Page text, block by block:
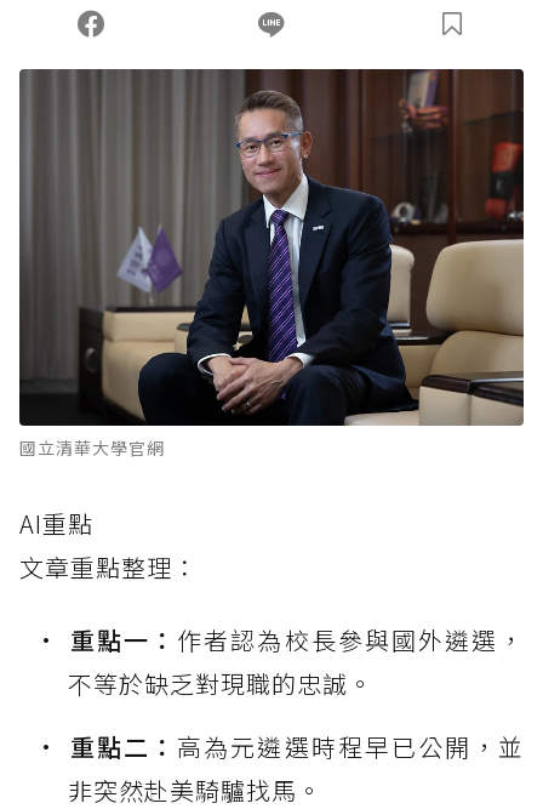
您當前剩餘 U 利點數：0點；前往 購買點數
國立清華大學官網
AI重點
文章重點整理：
重點一： 作者認為校長參與國外遴選，
不等於缺乏對現職的忠誠。
重點二： 高為元遴選時程早已公開，並
非突然赴美騎驢找馬。